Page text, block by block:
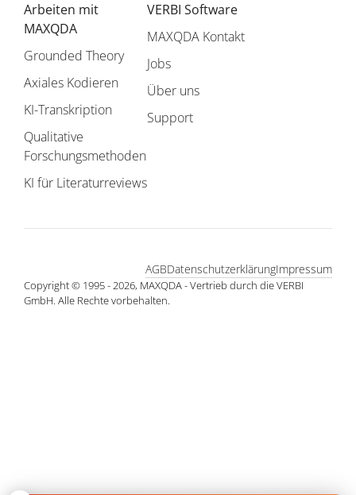
Arbeiten mit
MAXQDA
Grounded Theory
Axiales Kodieren
KI-Transkription
Qualitative
Forschungsmethoden
KI für Literaturreviews
VERBI Software
MAXQDA Kontakt
Jobs
Über uns
Support
Copyright © 1995 - 2026, MAXQDA - Vertrieb durch die VERBI
GmbH. Alle Rechte vorbehalten.
Impressum
Datenschutzerklärung
AGB